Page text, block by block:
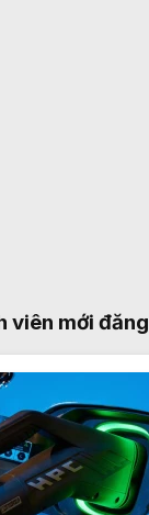
viên mới đăng